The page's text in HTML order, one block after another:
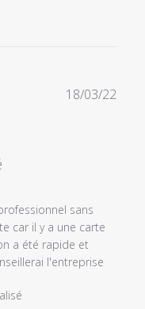
sans
car il y a une carte
a été rapide et
l'entreprise
18/03/22